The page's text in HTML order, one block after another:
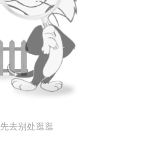
先去别处逛逛